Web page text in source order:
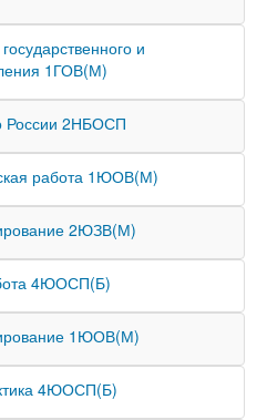
и
1ГОВ(М)
России 2НБОСП
работа 1ЮОВ(М)
2ЮЗВ(М)
4ЮОСП(Б)
1ЮОВ(М)
4ЮОСП(Б)